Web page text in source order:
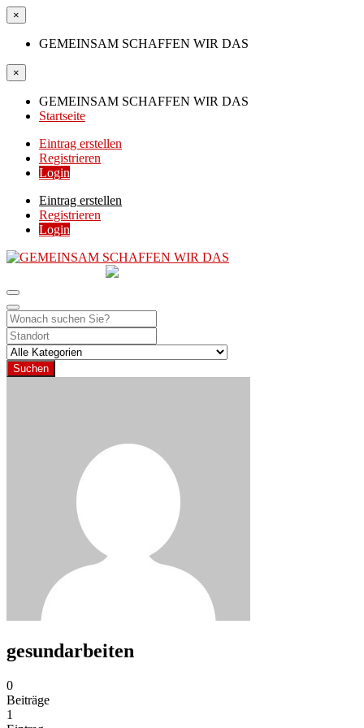
×
GEMEINSAM SCHAFFEN WIR DAS
×
GEMEINSAM SCHAFFEN WIR DAS
Startseite
Eintrag erstellen
Registrieren
Login
Eintrag erstellen
Registrieren
Login
Suchen
gesundarbeiten
0
Beiträge
1